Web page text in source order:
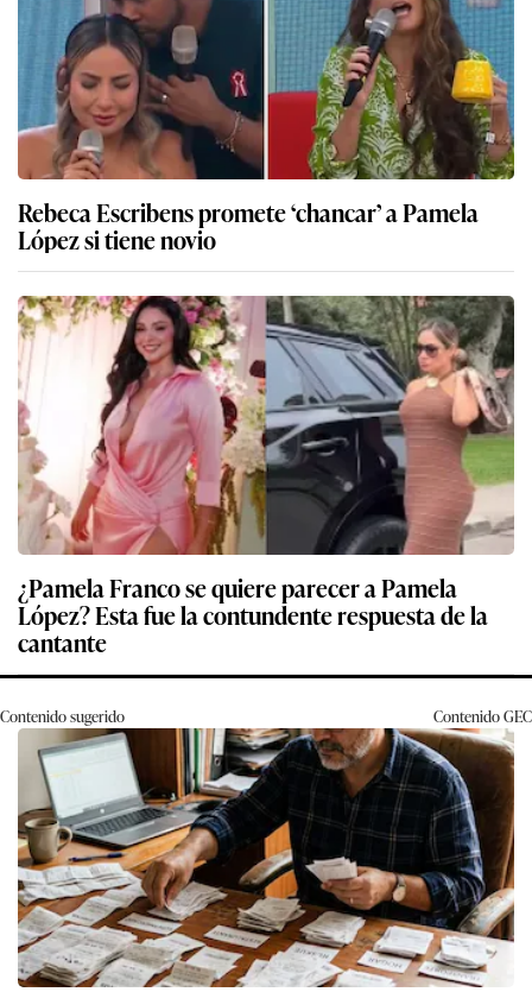
Rebeca Escribens promete ‘chancar’ a Pamela
López si tiene novio
¿Pamela Franco se quiere parecer a Pamela
López? Esta fue la contundente respuesta de la
cantante
Contenido sugerido ContenidoGEC